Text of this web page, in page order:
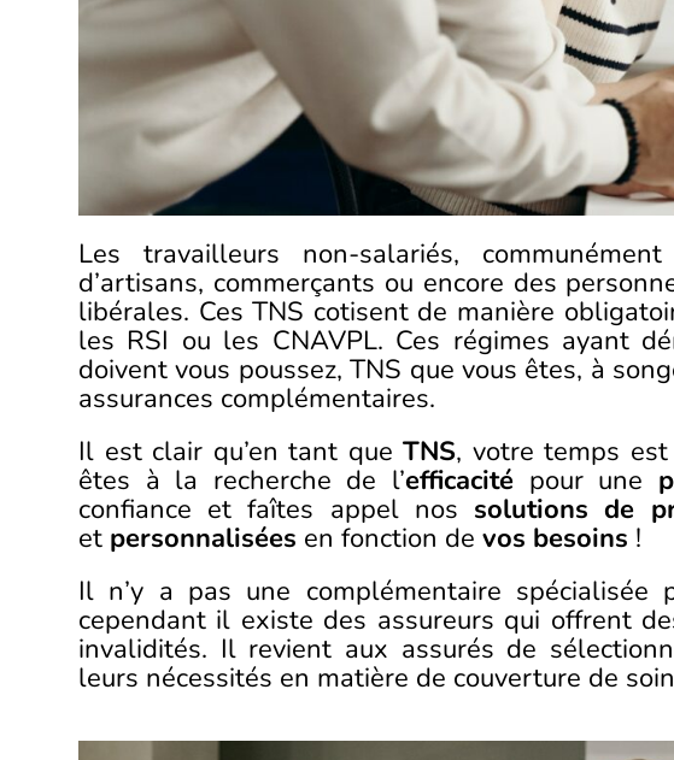
Les travailleurs non-salariés,
d’artisans, commerçants ou encore des
libérales. Ces TNS cotisent de manière
les RSI ou les CNAVPL. Ces régimes ayant
doivent vous poussez, TNS que vous êtes, à
assurances complémentaires.
Il est clair qu’en tant queTNS, votre temps
êtes à la recherche de l’efficacité pour une
confiance et faîtes appel nos solutions de
et personnalisées en fonction de vos besoins !
Il n’y a pas une complémentaire spécialisée
cependant il existe des assureurs qui offrent
invalidités. Il revient aux assurés de
leurs nécessités en matière de couverture de